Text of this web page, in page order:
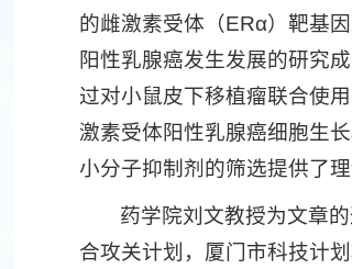
的雌激素受体（ERα）靶基
阳性乳腺癌发生发展的研究
过对小鼠皮下移植瘤联合使
激素受体阳性乳腺癌细胞生
小分子抑制剂的筛选提供了理
药学院刘文教授为文章
合攻关计划，厦门市科技计